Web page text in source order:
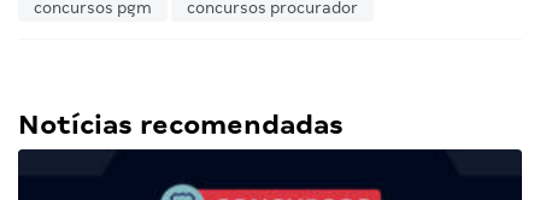
concursos pgm concursos procurador
Notícias recomendadas